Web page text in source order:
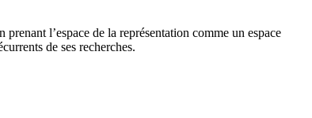
l’espace de la représentation comme un espace
de ses recherches.